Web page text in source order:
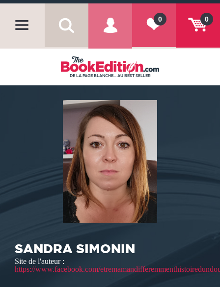
0
0
DE LA PAGE BLANCHE... AU BEST SELLER
SANDRA SIMONIN
Site de l'auteur :
https://www.facebook.com/